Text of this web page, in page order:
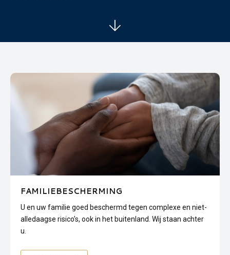
FAMILIEBESCHERMING
U en uw familie goed beschermd tegen complexe en niet-
alledaagse risico’s, ook in het buitenland. Wij staan achter
u.